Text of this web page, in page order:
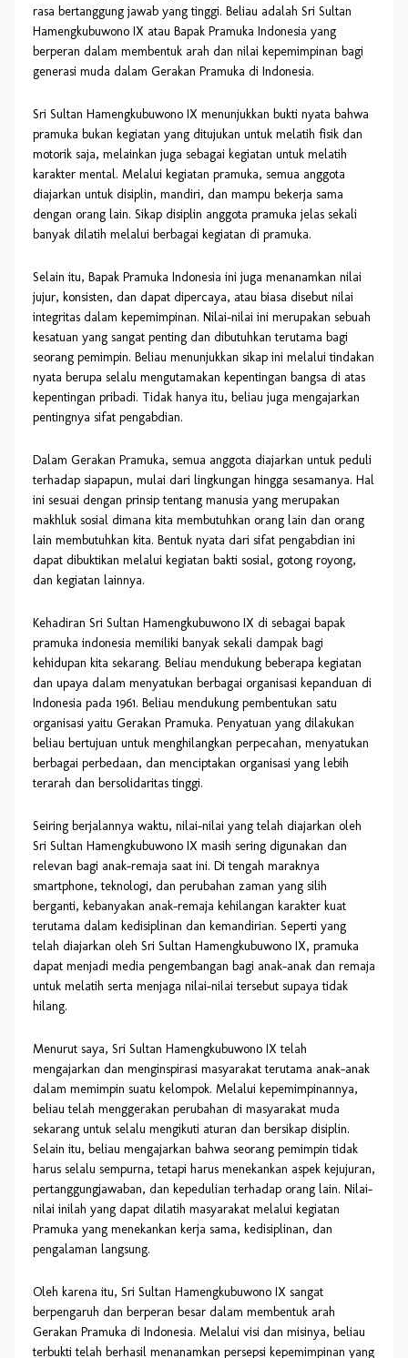
rasa bertanggung jawab yang tinggi. Beliau adalah Sri Sultan
Hamengkubuwono IX atau Bapak Pramuka Indonesia yang
berperan dalam membentuk arah dan nilai kepemimpinan bagi
generasi muda dalam Gerakan Pramuka di Indonesia.
Sri Sultan Hamengkubuwono IX menunjukkan bukti nyata bahwa
pramuka bukan kegiatan yang ditujukan untuk melatih fisik dan
motorik saja, melainkan juga sebagai kegiatan untuk melatih
karakter mental. Melalui kegiatan pramuka, semua anggota
diajarkan untuk disiplin, mandiri, dan mampu bekerja sama
dengan orang lain. Sikap disiplin anggota pramuka jelas sekali
banyak dilatih melalui berbagai kegiatan di pramuka.
Selain itu, Bapak Pramuka Indonesia ini juga menanamkan nilai
jujur, konsisten, dan dapat dipercaya, atau biasa disebut nilai
integritas dalam kepemimpinan. Nilai-nilai ini merupakan sebuah
kesatuan yang sangat penting dan dibutuhkan terutama bagi
seorang pemimpin. Beliau menunjukkan sikap ini melalui tindakan
nyata berupa selalu mengutamakan kepentingan bangsa di atas
kepentingan pribadi. Tidak hanya itu, beliau juga mengajarkan
pentingnya sifat pengabdian.
Dalam Gerakan Pramuka, semua anggota diajarkan untuk peduli
terhadap siapapun, mulai dari lingkungan hingga sesamanya. Hal
ini sesuai dengan prinsip tentang manusia yang merupakan
makhluk sosial dimana kita membutuhkan orang lain dan orang
lain membutuhkan kita. Bentuk nyata dari sifat pengabdian ini
dapat dibuktikan melalui kegiatan bakti sosial, gotong royong,
dan kegiatan lainnya.
Kehadiran Sri Sultan Hamengkubuwono IX di sebagai bapak
pramuka indonesia memiliki banyak sekali dampak bagi
kehidupan kita sekarang. Beliau mendukung beberapa kegiatan
dan upaya dalam menyatukan berbagai organisasi kepanduan di
Indonesia pada 1961. Beliau mendukung pembentukan satu
organisasi yaitu Gerakan Pramuka. Penyatuan yang dilakukan
beliau bertujuan untuk menghilangkan perpecahan, menyatukan
berbagai perbedaan, dan menciptakan organisasi yang lebih
terarah dan bersolidaritas tinggi.
Seiring berjalannya waktu, nilai-nilai yang telah diajarkan oleh
Sri Sultan Hamengkubuwono IX masih sering digunakan dan
relevan bagi anak-remaja saat ini. Di tengah maraknya
smartphone, teknologi, dan perubahan zaman yang silih
berganti, kebanyakan anak-remaja kehilangan karakter kuat
terutama dalam kedisiplinan dan kemandirian. Seperti yang
telah diajarkan oleh Sri Sultan Hamengkubuwono IX, pramuka
dapat menjadi media pengembangan bagi anak-anak dan remaja
untuk melatih serta menjaga nilai-nilai tersebut supaya tidak
hilang.
Menurut saya, Sri Sultan Hamengkubuwono IX telah
mengajarkan dan menginspirasi masyarakat terutama anak-anak
dalam memimpin suatu kelompok. Melalui kepemimpinannya,
beliau telah menggerakan perubahan di masyarakat muda
sekarang untuk selalu mengikuti aturan dan bersikap disiplin.
Selain itu, beliau mengajarkan bahwa seorang pemimpin tidak
harus selalu sempurna, tetapi harus menekankan aspek kejujuran,
pertanggungjawaban, dan kepedulian terhadap orang lain. Nilai-
nilai inilah yang dapat dilatih masyarakat melalui kegiatan
Pramuka yang menekankan kerja sama, kedisiplinan, dan
pengalaman langsung.
Oleh karena itu, Sri Sultan Hamengkubuwono IX sangat
berpengaruh dan berperan besar dalam membentuk arah
Gerakan Pramuka di Indonesia. Melalui visi dan misinya, beliau
terbukti telah berhasil menanamkan persepsi kepemimpinan yang